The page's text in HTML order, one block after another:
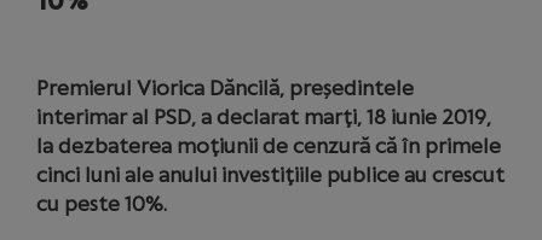
Premierul Viorica Dăncilă, președintele
interimar al PSD, a declarat marţi, 18 iunie 2019,
la dezbaterea moţiunii de cenzură că în primele
cinci luni ale anului investiţiile publice au crescut
cu peste 10%.